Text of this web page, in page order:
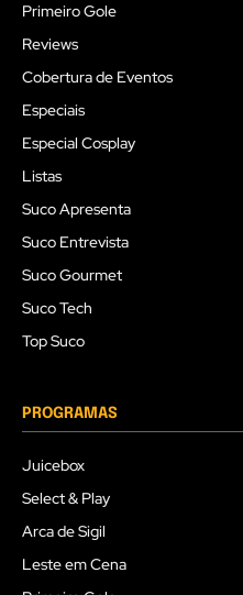
Primeiro Gole
Reviews
Cobertura de Eventos
Especiais
Especial Cosplay
Listas
Suco Apresenta
Suco Entrevista
Suco Gourmet
Suco Tech
Top Suco
PROGRAMAS
Juicebox
Select & Play
Arca de Sigil
Leste em Cena